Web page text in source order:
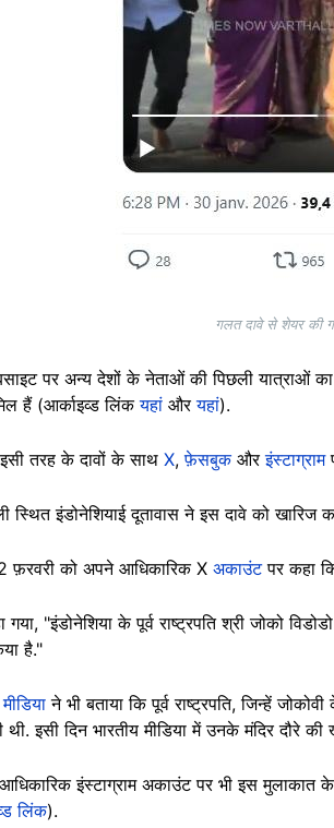
गलत दावे से शेयर की
पर अन्य देशों के नेताओं की पिछली यात्राओं
हैं (आर्काइव्ड लिंकयहां औरयहां).
इसी तरह के दावों के साथ X,फ़ेसबुक औरइंस्टाग्राम
स्थित इंडोनेशियाई दूतावास ने इस दावे को खारिज
फ़रवरी को अपने आधिकारिक X अकाउंटपर कहा
गया, "इंडोनेशिया के पूर्व राष्ट्रपति श्री जोको
है."
मीडियाने भी बताया कि पूर्व राष्ट्रपति, जिन्हें
थी. इसी दिन भारतीय मीडिया में उनके मंदिर दौरे
इंस्टाग्राम अकाउंट पर भी इस मुलाकात
लिंक).